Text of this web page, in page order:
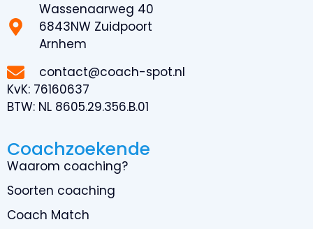
Wassenaarweg 40
6843NW Zuidpoort
Arnhem
contact@coach-spot.nl
KvK: 76160637
BTW: NL 8605.29.356.B.01
Coachzoekende
Waarom coaching?
Soorten coaching
Coach Match